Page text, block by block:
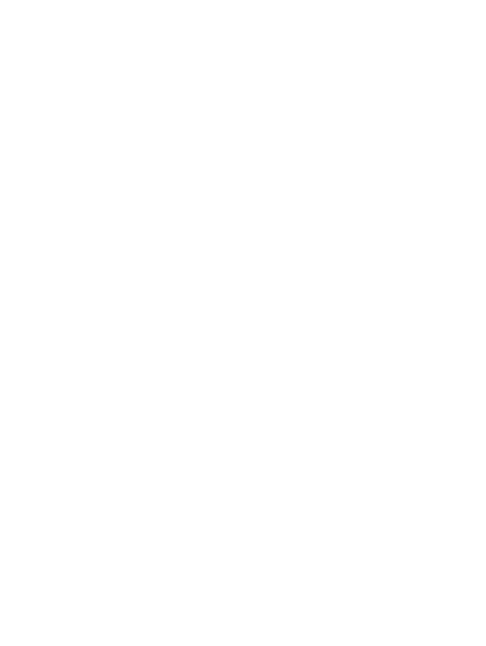
了承ください。
き作成されるも
をご了承くださ
御機器販売店・
ようお願いしま
にご登録され
社の共同利用者
とをご了承くだ
1000ppm以下、
はありません。
年1月12日よ
) : 1000ppm、
、
可)を取得する
これらの製造装
通知します。
、取り引きをい
ムロン制御